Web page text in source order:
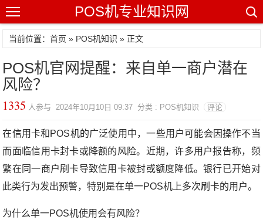
POS机专业知识网
当前位置：首页 » POS机知识 » 正文
POS机官网提醒：来自单一商户潜在
风险？
1335 人参与 2024年10月10日 09:37 分类 : POS机知识 评论
在信用卡和POS机的广泛使用中，一些用户可能会因操作不当
而面临信用卡封卡或降额的风险。近期，许多用户报告称，频
繁在同一商户刷卡导致信用卡被封或额度降低。银行已开始对
此类行为发出预警，特别是在单一POS机上多次刷卡的用户。
为什么单一POS机使用会有风险？